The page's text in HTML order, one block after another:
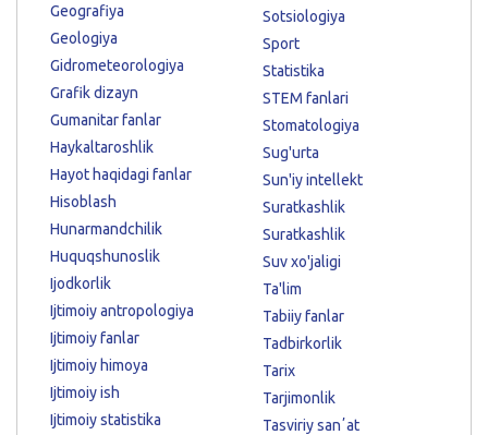
Geografiya
Geologiya
Gidrometeorologiya
Grafik dizayn
Gumanitar fanlar
Haykaltaroshlik
Hayot haqidagi fanlar
Hisoblash
Hunarmandchilik
Huquqshunoslik
Ijodkorlik
Ijtimoiy antropologiya
Ijtimoiy fanlar
Ijtimoiy himoya
Ijtimoiy ish
Ijtimoiy statistika
Sotsiologiya
Sport
Statistika
STEM fanlari
Stomatologiya
Sug'urta
Sun'iy intellekt
Suratkashlik
Suratkashlik
Suv xo'jaligi
Ta'lim
Tabiiy fanlar
Tadbirkorlik
Tarix
Tarjimonlik
Tasviriy sanʼat